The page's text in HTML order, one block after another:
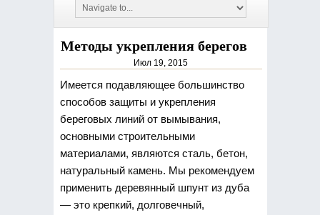
Методы укрепления берегов
Июл 19, 2015
Имеется подавляющее большинство
способов защиты и укрепления
береговых линий от вымывания,
основными строительными
материалами, являются сталь, бетон,
натуральный камень. Мы рекомендуем
применить деревянный шпунт из дуба
— это крепкий, долговечный,